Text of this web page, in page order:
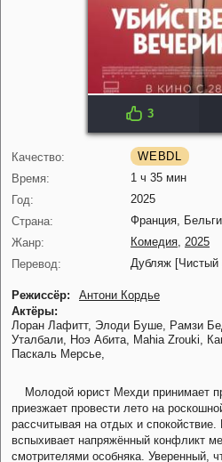
IMDB: 6.1 3
Качество:
WEBDL
Время:
1 ч 35 мин
Год:
2025
Страна:
Франция,
Жанр:
Комедия 2025
Перевод:
Дубляж [Чистый
Режиссёр:
Антони Кордье
Актёры:
Лоран Лафитт, Элоди Буше, Рамзи
Уталбали,
Ноэ Абита, Mahia Zrouki,
Паскаль Мерсье,
Молодой юрист Мехди принимает
приезжает провести лето на
рассчитывая на отдых и
вспыхивает напряжённый конфликт
смотрителями особняка. Уверенный,